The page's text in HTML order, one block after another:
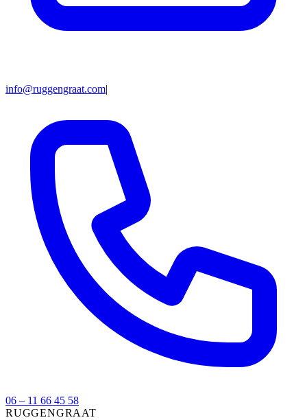
info@ruggengraat.com|
06 – 11 66 45 58
RUGGENGRAAT